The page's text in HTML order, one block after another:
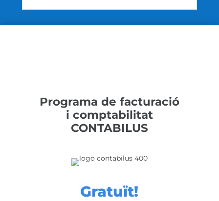
Programa de facturació
i comptabilitat
CONTABILUS
Gratuït!